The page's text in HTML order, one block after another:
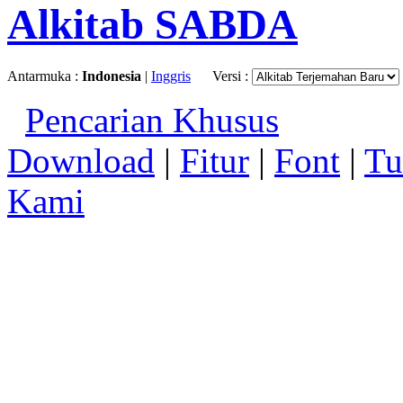
Alkitab SABDA
Antarmuka : Indonesia | Inggris Versi :
Pencarian Khusus
Download | Fitur | Font |
Kami